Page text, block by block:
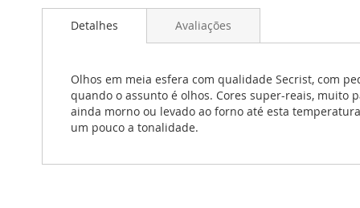
Detalhes
Olhos em meia esfera com qualidade Secrist, com
quando o assunto é olhos. Cores super-reais, muito
ainda morno ou levado ao forno até esta
um pouco a tonalidade.
Avaliações